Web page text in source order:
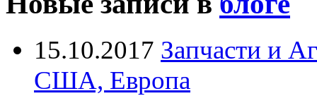
15.10.2017 Запчасти и
США, Европа